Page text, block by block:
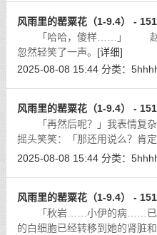
风雨里的罂粟花（1-9.4） -
「哈哈，傻样……」 赵嘉
忽然轻笑了一声。 [详细]
2025-08-08 15:44 分类：
风雨里的罂粟花（1-9.4） -
「再然后呢？」我表情复
摇头笑笑：「那还用说么？肯
架，但是你妈妈夏雪平也是赤
2025-08-08 15:44 分类：
风雨里的罂粟花（1-9.4） -
「秋岩……小伊的病……已
的白细胞已经转移到她的肾脏